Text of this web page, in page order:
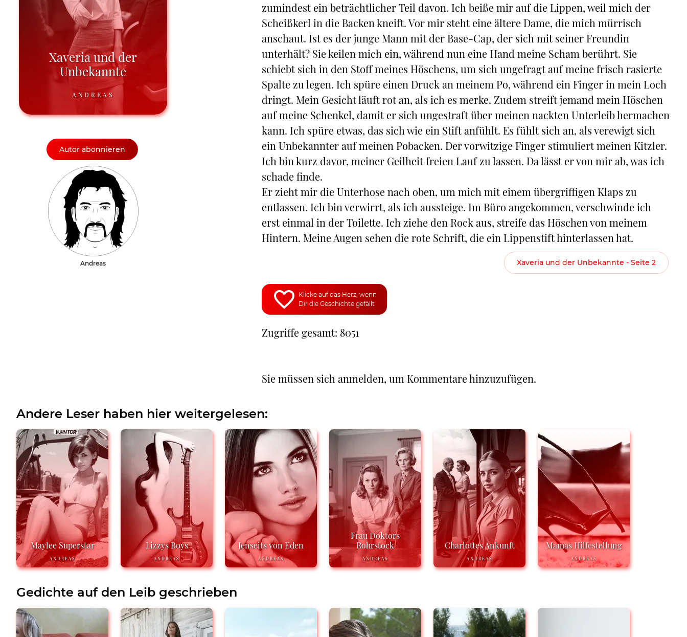
Xaveria und der
Unbekannte
ANDREAS
Autor abonnieren
Andreas
zumindest ein beträchtlicher Teil davon. Ich beiße mir auf die Lippen, weil mich der
Scheißkerl in die Backen kneift. Vor mir steht eine ältere Dame, die mich mürrisch
anschaut. Ist es der junge Mann mit der Base-Cap, der sich mit seiner Freundin
unterhält? Sie keilen mich ein, während nun eine Hand meine Scham berührt. Sie
schiebt sich in den Stoff meines Höschens, um sich ungefragt auf meine frisch rasierte
Spalte zu legen. Ich spüre einen Druck an meinem Po, während ein Finger in mein Loch
dringt. Mein Gesicht läuft rot an, als ich es merke. Zudem streift jemand mein Höschen
auf meine Schenkel, damit er sich ungestraft über meinen nackten Unterleib hermachen
kann. Ich spüre etwas, das sich wie ein Stift anfühlt. Es fühlt sich an, als verewigt sich
ein Unbekannter auf meinen Pobacken. Der vorwitzige Finger stimuliert meinen Kitzler.
Ich bin kurz davor, meiner Geilheit freien Lauf zu lassen. Da lässt er von mir ab, was ich
schade finde.
Er zieht mir die Unterhose nach oben, um mich mit einem übergriffigen Klaps zu
entlassen. Ich bin verwirrt, als ich aussteige. Im Büro angekommen, verschwinde ich
erst einmal in der Toilette. Ich ziehe den Rock aus, streife das Höschen von meinem
Hintern. Meine Augen sehen die rote Schrift, die ein Lippenstift hinterlassen hat.
Xaveria und der Unbekannte - Seite 2
Klicke auf das Herz, wenn
Dir die Geschichte gefällt
Zugriffe gesamt: 8051
Sie müssen sich anmelden, um Kommentare hinzuzufügen.
Andere Leser haben hier weitergelesen:
Maylee Superstar
ANDREAS
Lizzys Boys
ANDREAS
Jenseits von Eden
ANDREAS
Frau Doktors
Rohrstock
ANDREAS
Charlottes Ankunft
ANDREAS
Mamas Hilfestellung
ANDREAS
Gedichte auf den Leib geschrieben